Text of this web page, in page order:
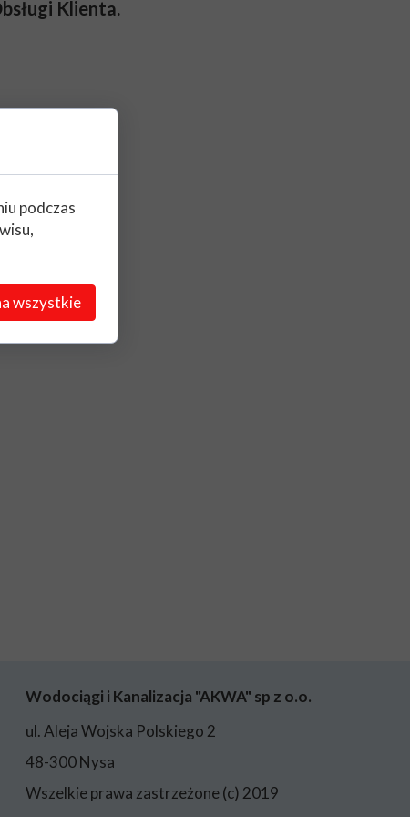
Klienta.
Wodociągi i Kanalizacja "AKWA" sp z o.o.
ul. Aleja Wojska Polskiego 2
48-300 Nysa
Wszelkie prawa zastrzeżone (c) 2019
podczas
wszystkie